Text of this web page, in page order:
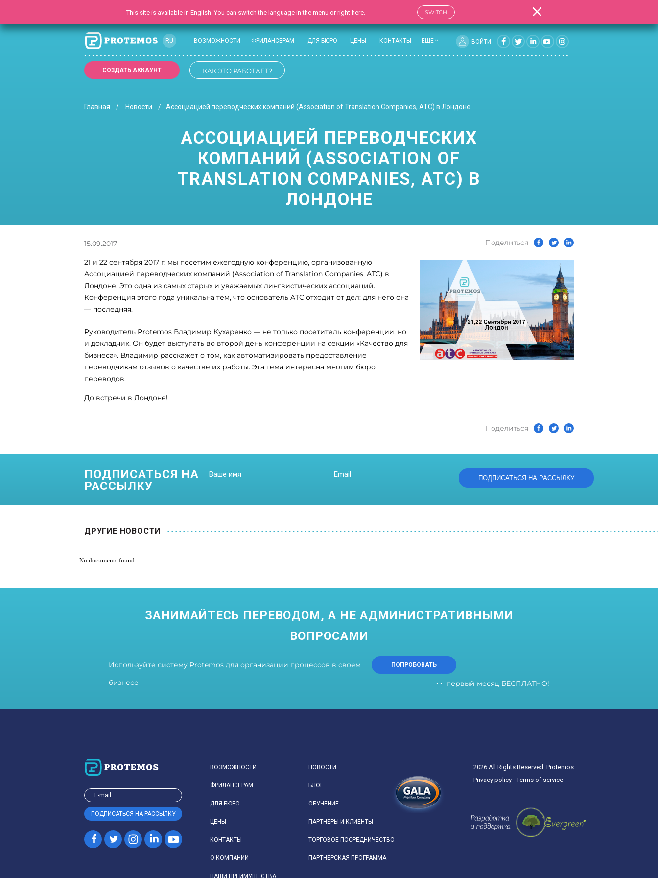
RU
EN
ВОЗМОЖНОСТИ ФРИЛАНСЕРАМ ДЛЯ БЮРО ЦЕНЫ КОНТАКТЫ ЕЩЕ ВОЙТИ
СОЗДАТЬ АККАУНТ КАК ЭТО РАБОТАЕТ?
Главная Новости Ассоциацией переводческих компаний (Association of Translation Companies, ATC) в Лондоне
АССОЦИАЦИЕЙ ПЕРЕВОДЧЕСКИХ
КОМПАНИЙ (ASSOCIATION OF
TRANSLATION COMPANIES, ATC) В
ЛОНДОНЕ
15.09.2017 Поделиться
21 и 22 сентября 2017 г. мы посетим ежегодную конференцию, организованную
Ассоциацией переводческих компаний (Association of Translation Companies, ATC) в
Лондоне. Это одна из самых старых и уважаемых лингвистических ассоциаций.
Конференция этого года уникальна тем, что основатель ATC отходит от дел: для него она
— последняя.
Руководитель Protemos Владимир Кухаренко — не только посетитель конференции, но
и докладчик. Он будет выступать во второй день конференции на секции «Качество для
бизнеса». Владимир расскажет о том, как автоматизировать предоставление
переводчикам отзывов о качестве их работы. Эта тема интересна многим бюро
переводов.
До встречи в Лондоне!
Поделиться
ПОДПИСАТЬСЯ НА
РАССЫЛКУ
ДРУГИЕ НОВОСТИ
No documents found.
ЗАНИМАЙТЕСЬ ПЕРЕВОДОМ, А НЕ АДМИНИСТРАТИВНЫМИ
ВОПРОСАМИ
Используйте систему Protemos для организации процессов в своем
бизнесе
ПОПРОБОВАТЬ
первый месяц БЕСПЛАТНО!
ВОЗМОЖНОСТИ НОВОСТИ
ФРИЛАНСЕРАМ БЛОГ
ДЛЯ БЮРО ОБУЧЕНИЕ
ЦЕНЫ ПАРТНЕРЫ И КЛИЕНТЫ
КОНТАКТЫ ТОРГОВОЕ ПОСРЕДНИЧЕСТВО
О КОМПАНИИ ПАРТНЕРСКАЯ ПРОГРАММА
НАШИ ПРЕИМУЩЕСТВА
2026 All Rights Reserved. Protemos
Privacy policy
Terms of service
This site is available in English. You can switch the language in the menu or right here. SWITCH